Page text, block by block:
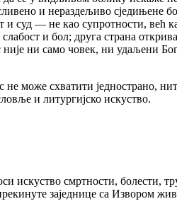
и нераздељиво сједињене
суд — не као супротности, већ
и бол; друга страна
ни само човек, ни удаљени
схватити једнострано,
и литургијско искуство.
смртности, болести,
заједнице са Извором